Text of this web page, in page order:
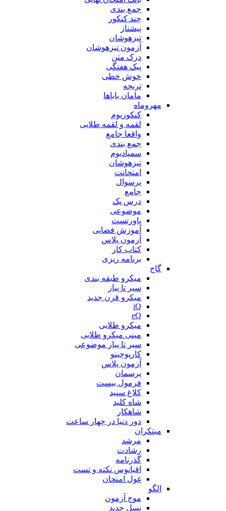
جمع بندی
چند کنکور
پیشتاز
تیزهوشان
آزمون تیزهوشان
درک متن
پیک هفتگی
خوش خطی
تربچه
مامان باباها
مهروماه
کنکوریوم
لقمه و لقمه طلایی
واقعا جامع
جمع بندی
سمپادیوم
تیزهوشان
امتحانت
پرسوال
جامع
درس پک
موضوعی
پاورتست
آموزش فضایی
آزمون پلاس
کتاب کار
برنامه ریزی
گاج
میکرو طبقه بندی
سیر تا پیاز
میکرو قرن جدید
iQ
eQ
میکرو طلایی
مینی میکرو طلایی
سیر تا پیاز موضوعی
کارپوچینو
آزمون پلاس
پرسمان
فرمول بیست
کلاغ سپید
شاه کلید
شاهکار
دور دنیا در چهار ساعت
مبتکران
مرشد
رشادت
گذرنامه
اقیانوس نکته و تست
غول امتحان
الگو
موج آزمون
نسل جدید